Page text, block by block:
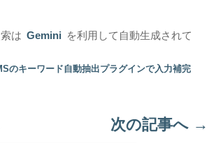
は Gemini
を利用して自動生成されて
のキーワード自動抽出プラグインで入力補完
次の記事へ →